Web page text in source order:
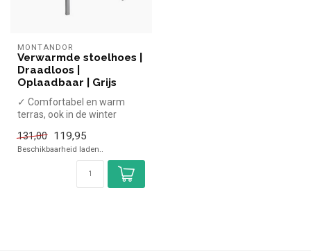
MONTANDOR
Verwarmde stoelhoes |
Draadloos |
Oplaadbaar | Grijs
✓ Comfortabel en warm
terras, ook in de winter
✓ Oplaadbaar
✓ Ges...
131,00 119,95
Beschikbaarheid laden..